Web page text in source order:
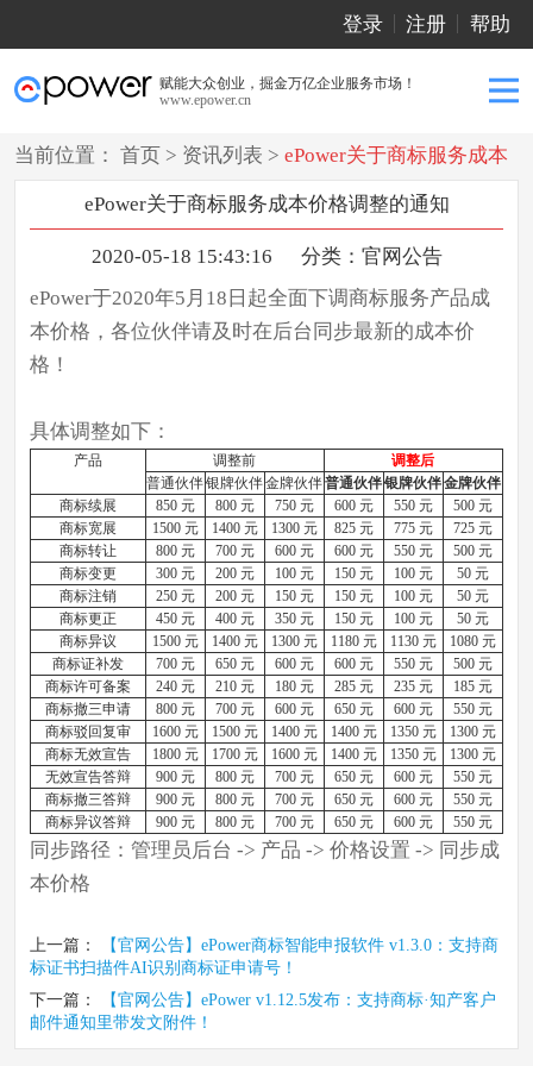
登录 注册 帮助
赋能大众创业，掘金万亿企业服务市场！
www.epower.cn
当前位置： 首页 > 资讯列表 > ePower关于商标服务成本
价格调整的通知
ePower关于商标服务成本价格调整的通知
2020-05-18 15:43:16 分类： 官网公告
ePower于2020年5月18日起全面下调商标服务产品成
本价格，各位伙伴请及时在后台同步最新的成本价
格！
具体调整如下：
产品 调整前
调整后
普通伙伴银牌伙伴金牌伙伴普通伙伴银牌伙伴金牌伙伴
商标续展
850 元 800 元 750 元 600 元 550 元
500 元
商标宽展
1500 元 1400 元 1300 元 825 元 775 元
725 元
商标转让
800 元 700 元 600 元 600 元 550 元
500 元
商标变更
300 元 200 元 100 元 150 元 100 元
50 元
商标注销
250 元 200 元 150 元 150 元 100 元
50 元
商标更正
450 元 400 元 350 元 150 元 100 元
50 元
商标异议
1500 元 1400 元 1300 元 1180 元 1130 元
1080 元
商标证补发
700 元 650 元 600 元 600 元 550 元
500 元
商标许可备案
240 元 210 元 180 元 285 元 235 元
185 元
商标撤三申请
800 元 700 元 600 元 650 元 600 元
550 元
商标驳回复审
1600 元 1500 元 1400 元 1400 元 1350 元
1300 元
商标无效宣告
1800 元 1700 元 1600 元 1400 元 1350 元
1300 元
无效宣告答辩
900 元 800 元 700 元 650 元 600 元
550 元
商标撤三答辩
900 元 800 元 700 元 650 元 600 元
550 元
商标异议答辩
900 元 800 元 700 元 650 元 600 元 550 元
同步路径：管理员后台 -> 产品 -> 价格设置 -> 同步成
本价格
上一篇：
【官网公告】ePower商标智能申报软件 v1.3.0：支持商
标证书扫描件AI识别商标证申请号！
下一篇：
【官网公告】ePower v1.12.5发布：支持商标·知产客户
邮件通知里带发文附件​！